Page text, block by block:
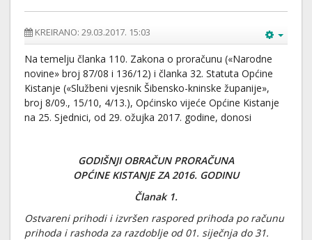
KREIRANO: 29.03.2017. 15:03
Na temelju članka 110. Zakona o proračunu («Narodne
novine» broj 87/08 i 136/12) i članka 32. Statuta Općine
Kistanje («Službeni vjesnik Šibensko-kninske županije»,
broj 8/09., 15/10, 4/13.), Općinsko vijeće Općine Kistanje
na 25. Sjednici, od 29. ožujka 2017. godine, donosi
GODIŠNJI OBRAČUN PRORAČUNA
OPĆINE KISTANJE ZA 2016. GODINU
Članak 1.
Ostvareni prihodi i izvršen raspored prihoda po računu
prihoda i rashoda za razdoblje od 01. siječnja do 31.